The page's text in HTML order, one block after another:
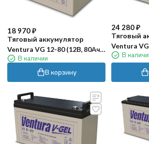
18 970₽
Тяговый аккумулятор
Ventura VG 12-80 (12В, 80Ач,
GEL)В наличии
В корзину
24 280₽
Тяговый
Ventura
100Ач, GEL)
В